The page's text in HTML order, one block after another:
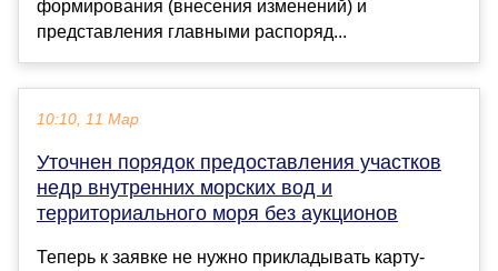
формирования (внесения изменений) и
представления главными распоряд...
10:10, 11 Мар
Уточнен порядок предоставления участков
недр внутренних морских вод и
территориального моря без аукционов
Теперь к заявке не нужно прикладывать карту-